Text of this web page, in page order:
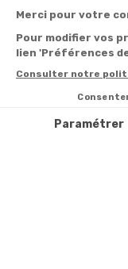
Livraison
Satisfait ou
remboursé, retour
ou échange
promotionnels
Informations